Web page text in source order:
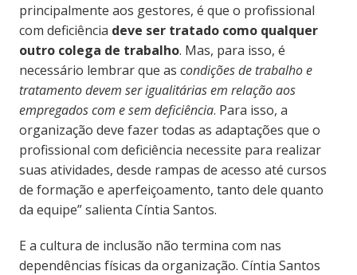
principalmente aos gestores, é que o profissional
com deficiência deve ser tratado como qualquer
outro colega de trabalho. Mas, para isso, é
necessário lembrar que as condições de trabalho e
tratamento devem ser igualitárias em relação aos
empregados com e sem deficiência. Para isso, a
organização deve fazer todas as adaptações que o
profissional com deficiência necessite para realizar
suas atividades, desde rampas de acesso até cursos
de formação e aperfeiçoamento, tanto dele quanto
da equipe” salienta Cíntia Santos.
E a cultura de inclusão não termina com nas
dependências físicas da organização. Cíntia Santos